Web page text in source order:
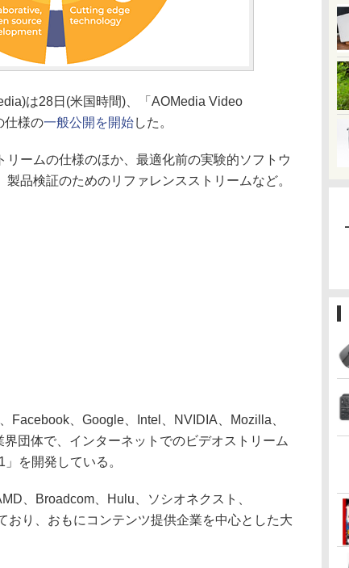
は28日(米国時間)、「AOMedia Video
仕様の一般公開を開始した。
ームの仕様のほか、最適化前の実験的ソフトウ
品検証のためのリファレンスストリームなど。
、Google、Intel、NVIDIA、Mozilla、
団体で、インターネットでのビデオストリーム
を開発している。
、Broadcom、Hulu、ソシオネクスト、
り、おもにコンテンツ提供企業を中心とした大